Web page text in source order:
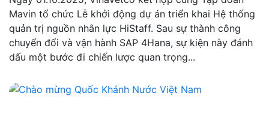
Mavin tổ chức Lễ khởi động dự án triển khai Hệ thống
quản trị nguồn nhân lực HiStaff. Sau sự thành công
chuyển đổi và vận hành SAP 4Hana, sự kiện này đánh
dấu một bước đi chiến lược quan trọng...